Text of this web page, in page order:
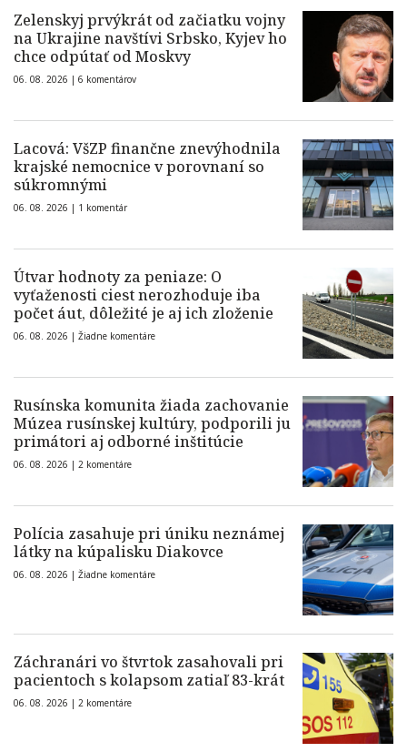
Zelenskyj prvýkrát od začiatku vojny
na Ukrajine navštívi Srbsko, Kyjev ho
chce odpútať od Moskvy
06. 08. 2026 | 6 komentárov
Lacová: VšZP finančne znevýhodnila
krajské nemocnice v porovnaní so
súkromnými
06. 08. 2026 | 1 komentár
Útvar hodnoty za peniaze: O
vyťaženosti ciest nerozhoduje iba
počet áut, dôležité je aj ich zloženie
06. 08. 2026 | Žiadne komentáre
Rusínska komunita žiada zachovanie
Múzea rusínskej kultúry, podporili ju
primátori aj odborné inštitúcie
06. 08. 2026 | 2 komentáre
Polícia zasahuje pri úniku neznámej
látky na kúpalisku Diakovce
06. 08. 2026 | Žiadne komentáre
Záchranári vo štvrtok zasahovali pri
pacientoch s kolapsom zatiaľ 83-krát
06. 08. 2026 | 2 komentáre